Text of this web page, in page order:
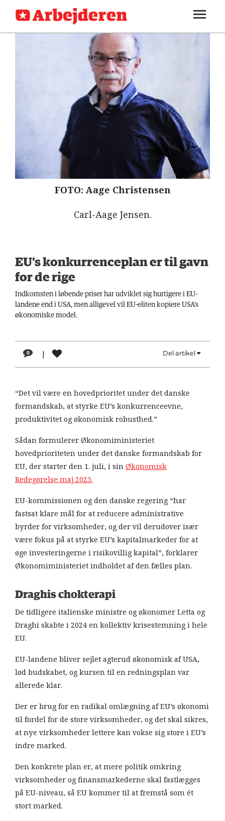
SEKTIONER
ARBEJDEREN
INDLAND
UDLAND
KULTUR
KALENDER
BLOGS
LÆSER
NAVNE
HISTORIE
TEORI
SOUNDCLOUD
ARBEJDEREN
FOTO: Aage Christensen
Carl-Aage Jensen.
EU’s konkurrenceplan er til gavn
for de rige
Indkomsten i løbende priser har udviklet sig hurtigere i EU-
landene end i USA, men alligevel vil EU-eliten kopiere USA's
økonomiske model.
0 | Del artikel
“Det vil være en hovedprioritet under det danske
formandskab, at styrke EU’s konkurrenceevne,
produktivitet og økonomisk robusthed.”
Sådan formulerer Økonomiministeriet
hovedprioriteten under det danske formandskab for
EU, der starter den 1. juli, i sinØkonomisk
Redegørelse maj 2025.
EU-kommissionen og den danske regering “har
fastsat klare mål for at reducere administrative
byrder for virksomheder, og der vil derudover især
være fokus på at styrke EU’s kapitalmarkeder for at
øge investeringerne i risikovillig kapital”, forklarer
Økonomiministeriet indholdet af den fælles plan.
Draghis chokterapi
De tidligere italienske ministre og økonomer Letta og
Draghi skabte i 2024 en kollektiv krisestemning i hele
EU.
EU-landene bliver sejlet agterud økonomisk af USA,
lød budskabet, og kursen til en redningsplan var
allerede klar.
Der er brug for en radikal omlægning af EU’s økonomi
til fordel for de store virksomheder, og det skal sikres,
at nye virksomheder lettere kan vokse sig store i EU’s
indre marked.
Den konkrete plan er, at mere politik omkring
virksomheder og finansmarkederne skal fastlægges
på EU-niveau, så EU kommer til at fremstå som ét
stort marked.